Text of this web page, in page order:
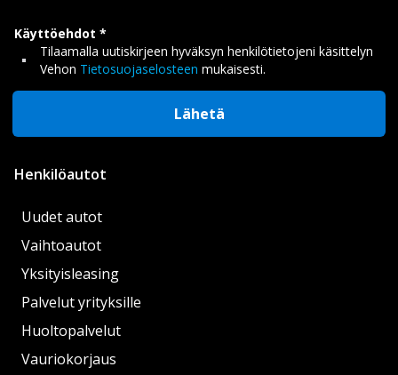
Käyttöehdot
Tilaamalla uutiskirjeen hyväksyn henkilötietojeni käsittelyn
Vehon Tietosuojaselosteen mukaisesti.
Lähetä
Henkilöautot
Uudet autot
Vaihtoautot
Yksityisleasing
Palvelut yrityksille
Huoltopalvelut
Vauriokorjaus